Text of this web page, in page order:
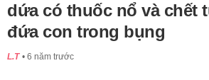
dứa có thuốc nổ và chết
đứa con trong bụng
L.T 6 năm trước